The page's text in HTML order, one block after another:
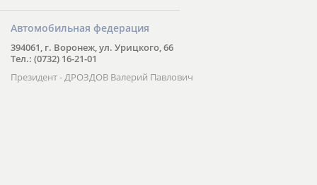
Автомобильная федерация
394061, г. Воронеж, ул. Урицкого, 66
Тел.: (0732) 16-21-01
Президент - ДРОЗДОВ Валерий Павлович